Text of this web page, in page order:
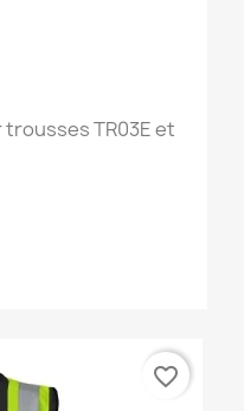
TR03E et
favorite_border